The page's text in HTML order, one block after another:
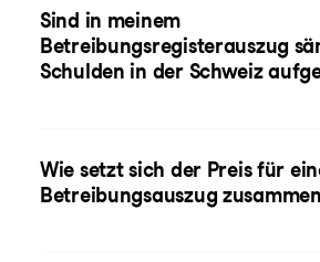
Sind in meinem
Betreibungsregisterauszug
Schulden in der Schweiz
Wie setzt sich der Preis für
Betreibungsauszug